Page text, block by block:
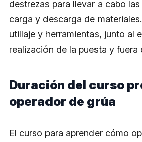
destrezas para llevar a cabo
carga y descarga de
utillaje y herramientas, junto al
realización de la puesta y fuera
Duración del curso
operador de grúa
El curso para aprender cómo